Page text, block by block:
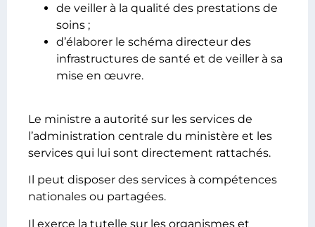
de veiller à la qualité des prestations de
soins ;
d’élaborer le schéma directeur des
infrastructures de santé et de veiller à sa
mise en œuvre.
Le ministre a autorité sur les services de
l’administration centrale du ministère et les
services qui lui sont directement rattachés.
Il peut disposer des services à compétences
nationales ou partagées.
Il exerce la tutelle sur les organismes et